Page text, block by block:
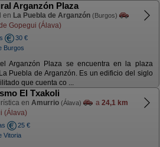
Arganzón Plaza
en La Puebla de Arganzón (Burgos)
Gopegui (Álava)
30 €
Burgos
Arganzón Plaza se encuentra en la plaza
Puebla de Arganzón. Es un edificio del siglo
que cuenta co ...
El Txakoli
en Amurrio (Álava) a 24,1 km
(Álava)
25 €
Vitoria